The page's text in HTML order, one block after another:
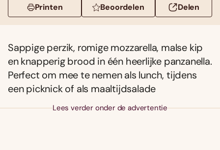
Printen Beoordelen Delen
Sappige perzik, romige mozzarella, malse kip
en knapperig brood in één heerlijke panzanella.
Perfect om mee te nemen als lunch, tijdens
een picknick of als maaltijdsalade
Lees verder onder de advertentie